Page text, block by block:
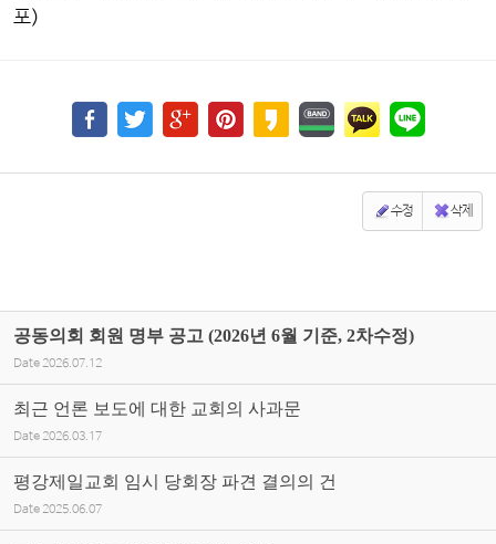
포)
수정 삭제
공동의회 회원 명부 공고 (2026년 6월 기준, 2차수정)
Date 2026.07.12
최근 언론 보도에 대한 교회의 사과문
Date 2026.03.17
평강제일교회 임시 당회장 파견 결의의 건
Date 2025.06.07